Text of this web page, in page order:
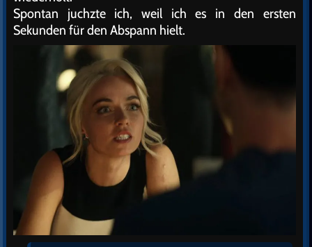
Spontan juchzte ich, weil ich es in den ersten
Sekunden für den Abspann hielt.